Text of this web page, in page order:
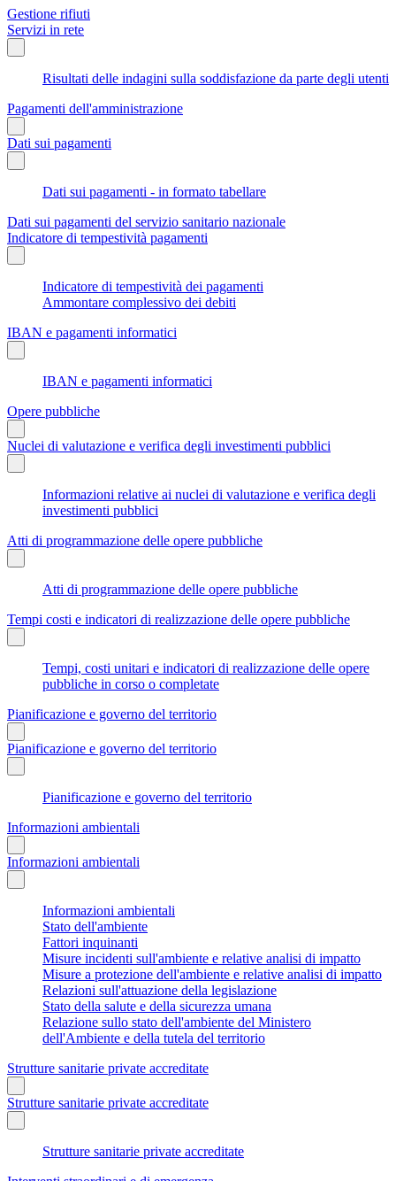
Gestione rifiuti
Servizi in rete
Risultati delle indagini sulla soddisfazione da parte degli utenti
Pagamenti dell'amministrazione
Dati sui pagamenti
Dati sui pagamenti - in formato tabellare
Dati sui pagamenti del servizio sanitario nazionale
Indicatore di tempestività pagamenti
Indicatore di tempestività dei pagamenti
Ammontare complessivo dei debiti
IBAN e pagamenti informatici
IBAN e pagamenti informatici
Opere pubbliche
Nuclei di valutazione e verifica degli investimenti pubblici
Informazioni relative ai nuclei di valutazione e verifica degli
investimenti pubblici
Atti di programmazione delle opere pubbliche
Atti di programmazione delle opere pubbliche
Tempi costi e indicatori di realizzazione delle opere pubbliche
Tempi, costi unitari e indicatori di realizzazione delle opere
pubbliche in corso o completate
Pianificazione e governo del territorio
Pianificazione e governo del territorio
Pianificazione e governo del territorio
Informazioni ambientali
Informazioni ambientali
Informazioni ambientali
Stato dell'ambiente
Fattori inquinanti
Misure incidenti sull'ambiente e relative analisi di impatto
Misure a protezione dell'ambiente e relative analisi di impatto
Relazioni sull'attuazione della legislazione
Stato della salute e della sicurezza umana
Relazione sullo stato dell'ambiente del Ministero
dell'Ambiente e della tutela del territorio
Strutture sanitarie private accreditate
Strutture sanitarie private accreditate
Strutture sanitarie private accreditate